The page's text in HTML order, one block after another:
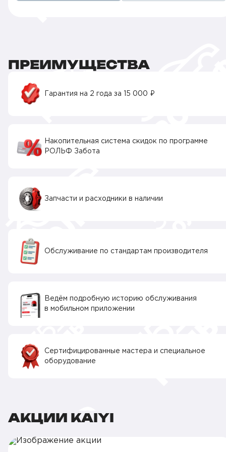
ПРЕИМУЩЕСТВА
Гарантия на 2 года за 15 000 ₽
Накопительная система скидок по программе
РОЛЬФ Забота
Запчасти и расходники в наличии
Обслуживание по стандартам производителя
Ведём подробную историю обслуживания
в мобильном приложении
Сертифицированные мастера и специальное
оборудование
АКЦИИ KAIYI